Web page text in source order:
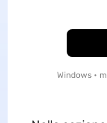
Windows •